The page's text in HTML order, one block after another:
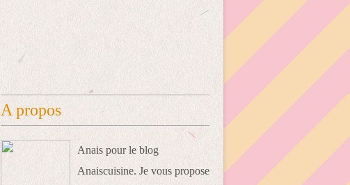
A propos
Anais pour le blog
Anaiscuisine. Je vous propose